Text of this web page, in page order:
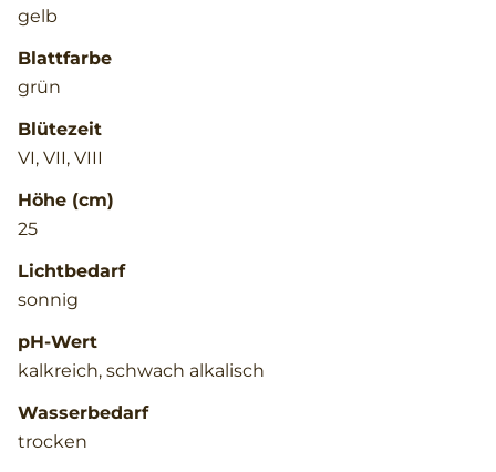
gelb
Blattfarbe
grün
Blütezeit
VI, VII, VIII
Höhe (cm)
25
Lichtbedarf
sonnig
pH-Wert
kalkreich, schwach alkalisch
Wasserbedarf
trocken